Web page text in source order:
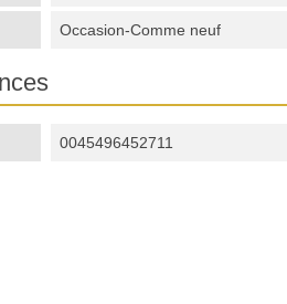
Occasion-Comme neuf
0045496452711